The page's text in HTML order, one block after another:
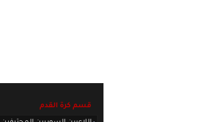
قسم كرة القدم